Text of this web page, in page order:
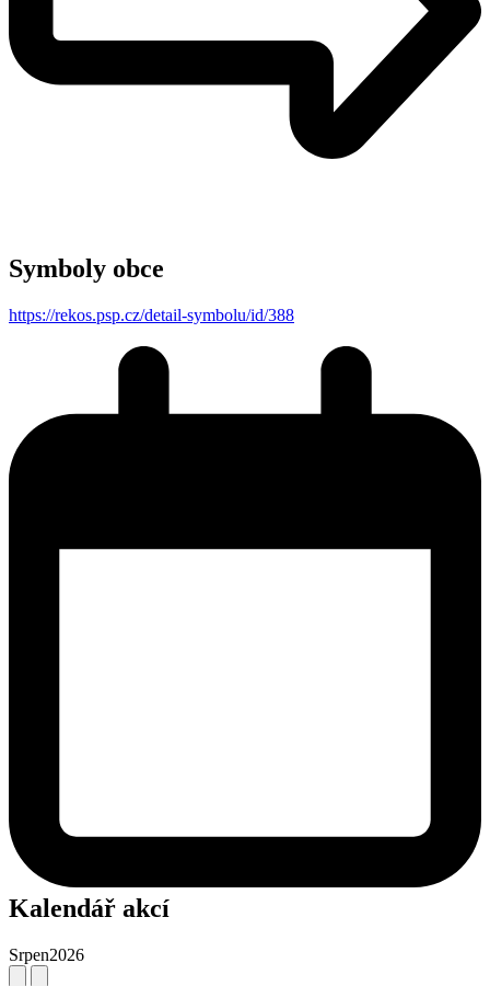
Symboly obce
https://rekos.psp.cz/detail-symbolu/id/388
Kalendář akcí
Srpen2026